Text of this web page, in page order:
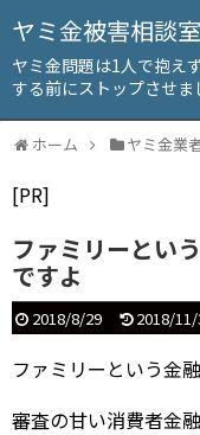
ヤミ金被害相談室
ヤミ金問題は1人で抱え
する前にストップさせま
ホーム ヤミ金業
[PR]
ファミリーとい
ですよ
2018/8/29 2018/
ファミリーという金
審査の甘い消費者金